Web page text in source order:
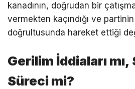
kanadının, doğrudan bir
vermekten kaçındığı ve
doğrultusunda hareket ettiği
Gerilim İddiaları
Süreci mi?